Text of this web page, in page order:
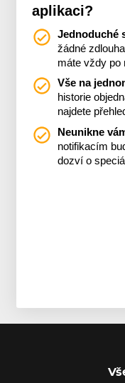
aplikaci?
Jednoduché
žádné
máte vždy po
Vše na
historie
najdete
Neunikne
notifikacím
dozví o